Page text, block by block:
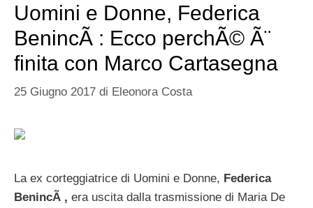
Uomini e Donne, Federica
BenincÃ : Ecco perchÃ© Ã¨
finita con Marco Cartasegna
25 Giugno 2017 di Eleonora Costa
La ex corteggiatrice di Uomini e Donne, Federica
BenincÃ , era uscita dalla trasmissione di Maria De